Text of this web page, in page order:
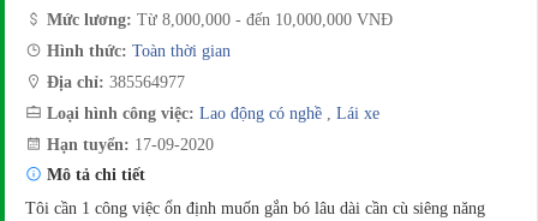
Mức lương: Từ 8,000,000 - đến 10,000,000 VNĐ
Hình thức: Toàn thời gian
Địa chỉ: 385564977
Loại hình công việc: Lao động có nghề
Lái xe
Hạn tuyển: 17-09-2020
Mô tả chi tiết
Tôi cần 1 công việc ổn định muốn gắn bó lâu dài cần cù siêng năng